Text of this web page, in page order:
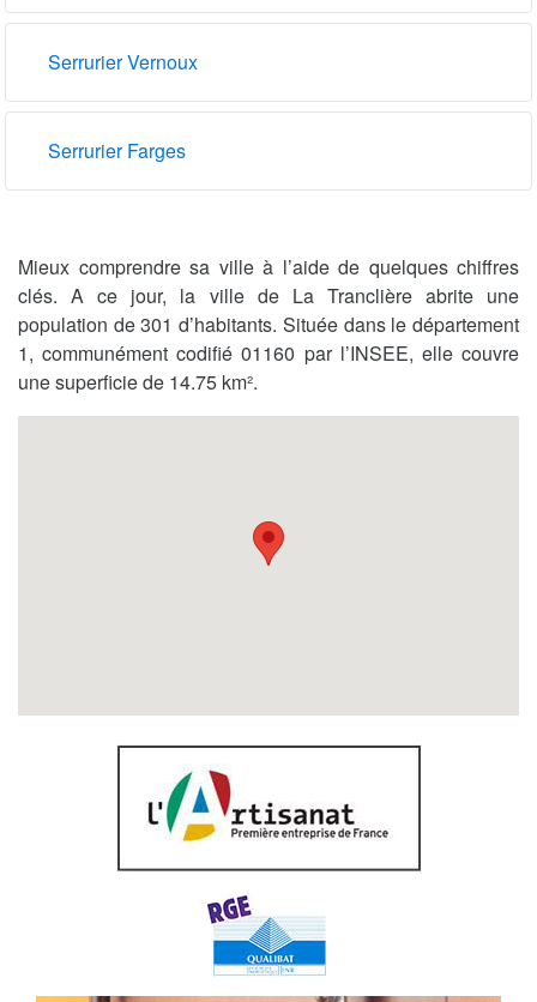
Serrurier Vernoux
Serrurier Farges
Mieux comprendre sa ville à l’aide de quelques chiffres
clés. A ce jour, la ville de La Tranclière abrite une
population de 301 d’habitants. Située dans le département
1, communément codifié 01160 par l’INSEE, elle couvre
une superficie de 14.75 km².